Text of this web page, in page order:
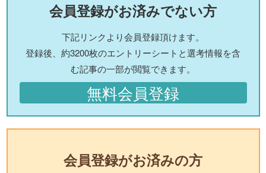
会員登録がお済みでない方
下記リンクより会員登録頂けます。
登録後、約3200枚のエントリーシートと選考情報を含
む記事の一部が閲覧できます。
無料会員登録
会員登録がお済みの方